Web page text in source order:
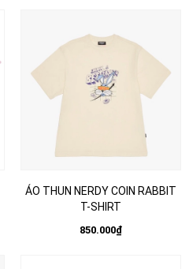
ÁO THUN NERDY COIN RABBIT
T-SHIRT
850.000₫